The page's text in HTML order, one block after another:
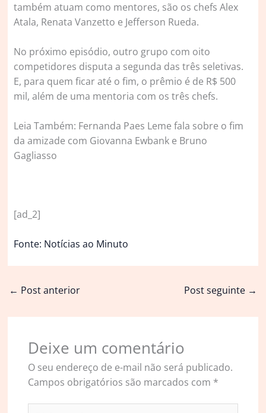
também atuam como mentores, são os chefs Alex
Atala, Renata Vanzetto e Jefferson Rueda.
No próximo episódio, outro grupo com oito
competidores disputa a segunda das três seletivas.
E, para quem ficar até o fim, o prêmio é de R$ 500
mil, além de uma mentoria com os três chefs.
Leia Também: Fernanda Paes Leme fala sobre o fim
da amizade com Giovanna Ewbank e Bruno
Gagliasso
[ad_2]
Fonte: Notícias ao Minuto
← Post anterior Post seguinte →
Deixe um comentário
O seu endereço de e-mail não será publicado.
Campos obrigatórios são marcados com *